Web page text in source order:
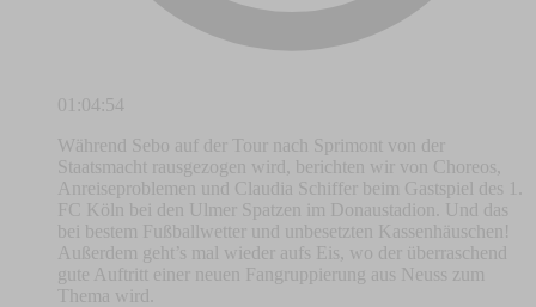
01:04:54
Während Sebo auf der Tour nach Sprimont von der
Staatsmacht rausgezogen wird, berichten wir von Choreos,
Anreiseproblemen und Claudia Schiffer beim Gastspiel des 1.
FC Köln bei den Ulmer Spatzen im Donaustadion. Und das
bei bestem Fußballwetter und unbesetzten Kassenhäuschen!
Außerdem geht’s mal wieder aufs Eis, wo der überraschend
gute Auftritt einer neuen Fangruppierung aus Neuss zum
Thema wird.